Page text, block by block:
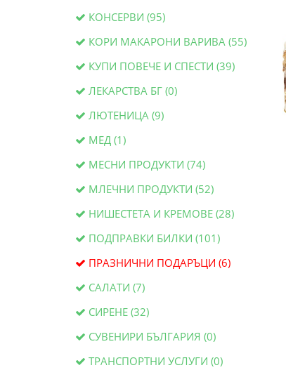
КОНСЕРВИ (95)
КОРИ МАКАРОНИ ВАРИВА (55)
КУПИ ПОВЕЧЕ И СПЕСТИ (39)
ЛЕКАРСТВА БГ (0)
ЛЮТЕНИЦА (9)
МЕД (1)
МЕСНИ ПРОДУКТИ (74)
МЛЕЧНИ ПРОДУКТИ (52)
НИШЕСТЕТА И КРЕМОВЕ (28)
ПОДПРАВКИ БИЛКИ (101)
ПРАЗНИЧНИ ПОДАРЪЦИ (6)
САЛАТИ (7)
СИРЕНЕ (32)
СУВЕНИРИ БЪЛГАРИЯ (0)
ТРАНСПОРТНИ УСЛУГИ (0)